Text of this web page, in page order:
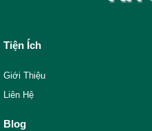
Tiện Ích
Giới Thiệu
Liên Hệ
Blog